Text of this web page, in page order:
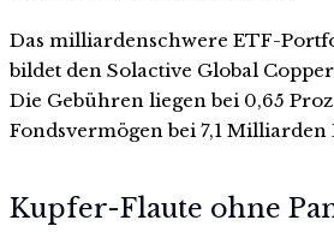
Das milliardenschwere ETF-
bildet den Solactive Global
Die Gebühren liegen bei 0,65
Fondsvermögen bei 7,1 Milliarden
Kupfer-Flaute ohne